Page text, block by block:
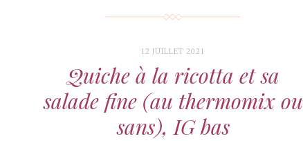
12 JUILLET 2021
Quiche à la ricotta et sa
salade fine (au thermomix ou
sans), IG bas